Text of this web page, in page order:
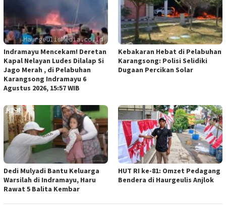
Indramayu Mencekam! Deretan
Kapal Nelayan Ludes Dilalap Si
Jago Merah , di Pelabuhan
Karangsong Indramayu 6
Agustus 2026, 15:57 WIB
Kebakaran Hebat di Pelabuhan
Karangsong: Polisi Selidiki
Dugaan Percikan Solar
Dedi Mulyadi Bantu Keluarga
Warsilah di Indramayu, Haru
Rawat 5 Balita Kembar
HUT RI ke-81: Omzet Pedagang
Bendera di Haurgeulis Anjlok